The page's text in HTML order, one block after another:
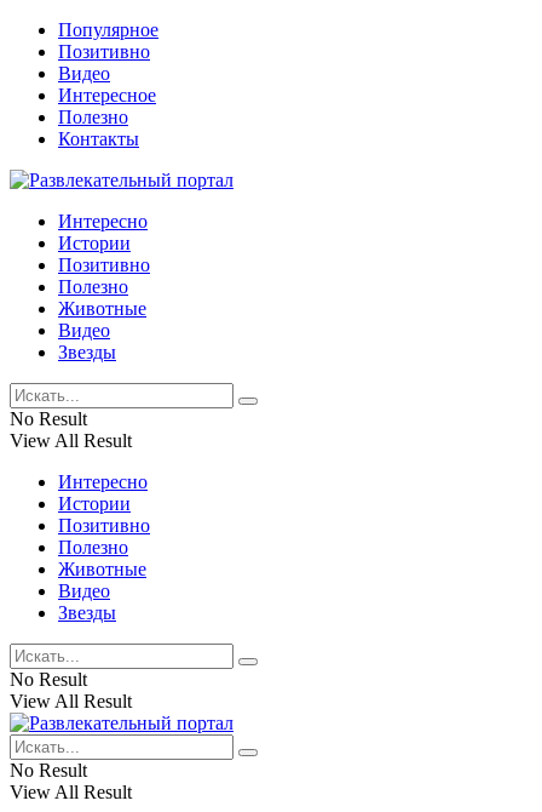
Популярное
Позитивно
Видео
Интересное
Полезно
Контакты
Интересно
Истории
Позитивно
Полезно
Животные
Видео
Звезды
No Result
View All Result
Интересно
Истории
Позитивно
Полезно
Животные
Видео
Звезды
No Result
View All Result
No Result
View All Result